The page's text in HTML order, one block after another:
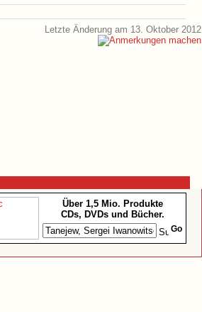
Letzte Änderung am 13. Oktober 2012
Über 1,5 Mio. Produkte
CDs, DVDs und Bücher.
Go